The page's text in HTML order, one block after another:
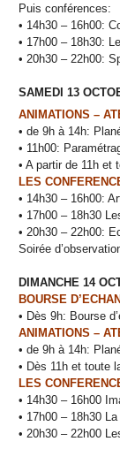
Puis conférences:
• 14h30 – 16h00:
• 17h00 – 18h30:
• 20h30 – 22h00:
SAMEDI 13
ANIMATIONS –
• de 9h à 14h:
• 11h00:
• A partir de 11h et
LES
• 14h30 – 16h00:
• 17h00 – 18h30
• 20h30 – 22h00:
Soirée
DIMANCHE 14
BOURSE
• Dès 9h: Bourse
ANIMATIONS –
• de 9h à 14h:
• Dès 11h et toute
LES
• 14h30 – 16h00
• 17h00 – 18h30
• 20h30 – 22h00